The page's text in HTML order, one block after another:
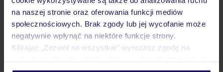
na naszej stronie oraz oferowania funkcji mediów
społecznościowych. Brak zgody lub jej wycofanie może
negatywnie wpłynąć na niektóre funkcje strony.
Klikając „Zezwól na wszystkie” wyrażasz zgodę na
Pokoje
Wyżywienie